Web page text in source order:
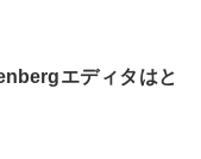
エディタはと